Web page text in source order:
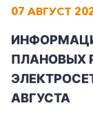
07 АВГУСТ
ПЛАНОВЫХ
АВГУСТА